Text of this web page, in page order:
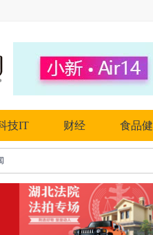
技IT 财经 食品